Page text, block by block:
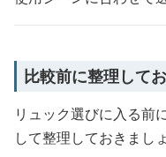
比較前に整理して
リュック選びに入る前
して整理しておきましょ